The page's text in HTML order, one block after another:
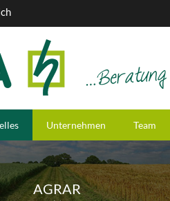
Unternehmen Team
AGRAR